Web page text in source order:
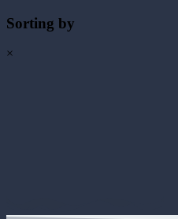
Sorting by
×